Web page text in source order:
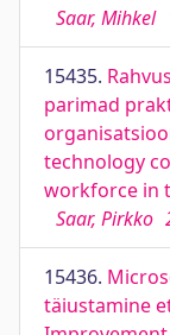
Saar, Mihkel
15435.
parimad
technology
workforce in
Saar, Pirkko
15436.
täiustamine